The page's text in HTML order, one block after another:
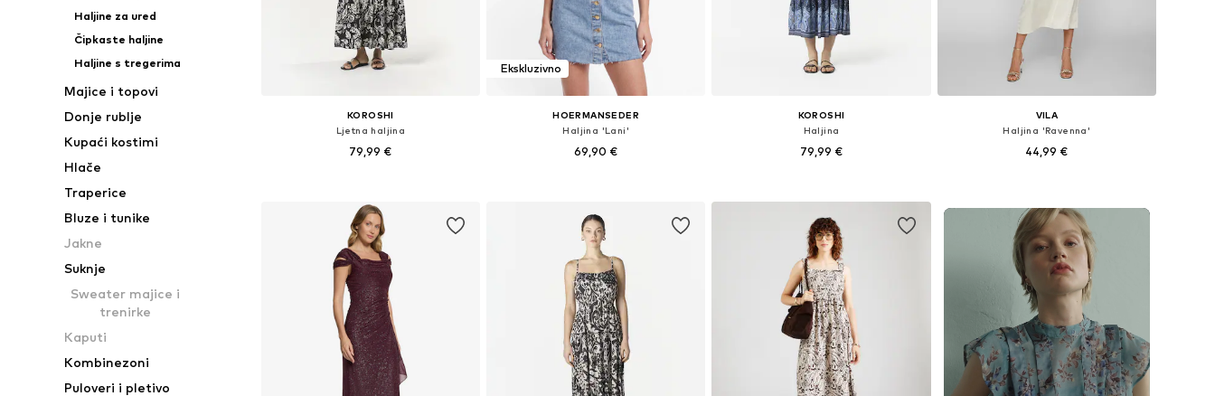
Haljine za ured
Čipkaste haljine
Haljine s tregerima
Majice i topovi
Donje rublje
Kupaći kostimi
Hlače
Traperice
Bluze i tunike
Jakne
Suknje
Sweater majice i
trenirke
Kaputi
Kombinezoni
Puloveri i pletivo
KOROSHI
Ljetna haljina
79,99 €
Dodaj u košaricu
Ekskluzivno
HOERMANSEDER
Haljina 'Lani'
69,90 €
KOROSHI
Haljina
79,99 €
VILA
Haljina 'Ravenna'
44,99 €
Dodaj u košaricu